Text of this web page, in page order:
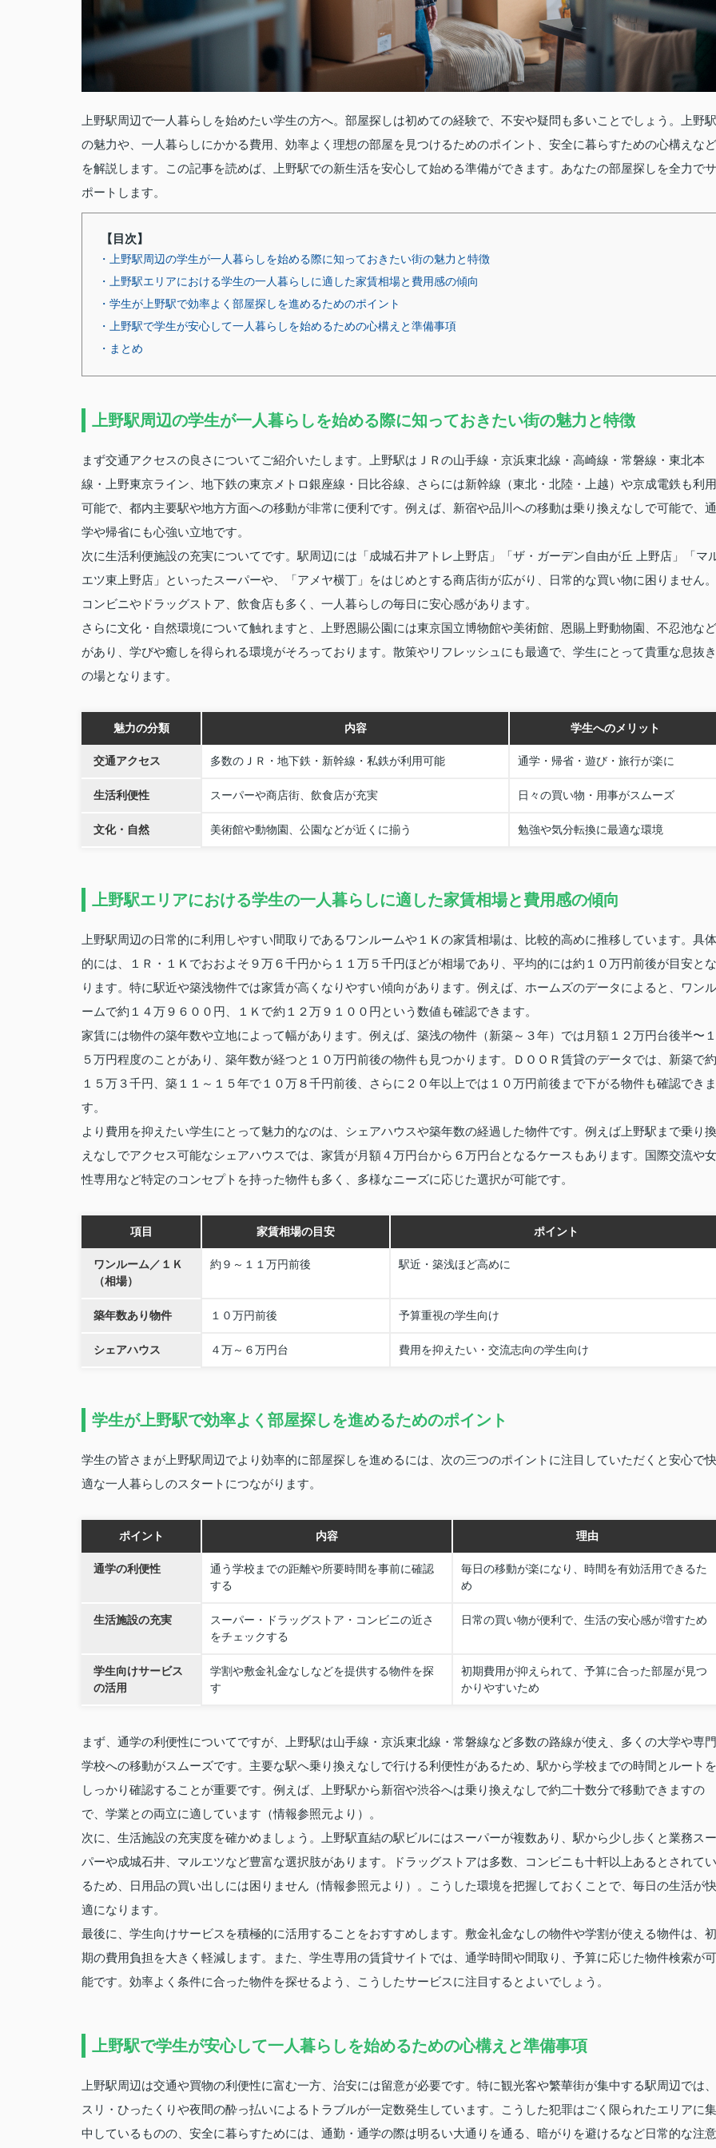
上野駅周辺で一人暮らしを始めたい学生の方へ。部屋探しは初めての経験で、不安や疑問も多いことでしょう。上野駅
の魅力や、一人暮らしにかかる費用、効率よく理想の部屋を見つけるためのポイント、安全に暮らすための心構えなど
を解説します。この記事を読めば、上野駅での新生活を安心して始める準備ができます。あなたの部屋探しを全力でサ
ポートします。
【目次】
・上野駅周辺の学生が一人暮らしを始める際に知っておきたい街の魅力と特徴
・上野駅エリアにおける学生の一人暮らしに適した家賃相場と費用感の傾向
・学生が上野駅で効率よく部屋探しを進めるためのポイント
・上野駅で学生が安心して一人暮らしを始めるための心構えと準備事項
・まとめ
上野駅周辺の学生が一人暮らしを始める際に知っておきたい街の魅力と特徴
まず交通アクセスの良さについてご紹介いたします。上野駅はＪＲの山手線・京浜東北線・高崎線・常磐線・東北本
線・上野東京ライン、地下鉄の東京メトロ銀座線・日比谷線、さらには新幹線（東北・北陸・上越）や京成電鉄も利用
可能で、都内主要駅や地方方面への移動が非常に便利です。例えば、新宿や品川への移動は乗り換えなしで可能で、通
学や帰省にも心強い立地です。
次に生活利便施設の充実についてです。駅周辺には「成城石井アトレ上野店」「ザ・ガーデン自由が丘 上野店」「マ
エツ東上野店」といったスーパーや、「アメヤ横丁」をはじめとする商店街が広がり、日常的な買い物に困りません。
コンビニやドラッグストア、飲食店も多く、一人暮らしの毎日に安心感があります。
さらに文化・自然環境について触れますと、上野恩賜公園には東京国立博物館や美術館、恩賜上野動物園、不忍池など
があり、学びや癒しを得られる環境がそろっております。散策やリフレッシュにも最適で、学生にとって貴重な息抜き
の場となります。
魅力の分類 内容 学生へのメリット
交通アクセス 多数のＪＲ・地下鉄・新幹線・私鉄が利用可能 通学・帰省・遊び・旅行が楽に
生活利便性 スーパーや商店街、飲食店が充実 日々の買い物・用事がスムーズ
文化・自然 美術館や動物園、公園などが近くに揃う 勉強や気分転換に最適な環境
上野駅エリアにおける学生の一人暮らしに適した家賃相場と費用感の傾向
上野駅周辺の日常的に利用しやすい間取りであるワンルームや１Ｋの家賃相場は、比較的高めに推移しています。具体
的には、１Ｒ・１Ｋでおおよそ９万６千円から１１万５千円ほどが相場であり、平均的には約１０万円前後が目安とな
ります。特に駅近や築浅物件では家賃が高くなりやすい傾向があります。例えば、ホームズのデータによると、ワンル
ームで約１４万９６００円、１Ｋで約１２万９１００円という数値も確認できます。
家賃には物件の築年数や立地によって幅があります。例えば、築浅の物件（新築～３年）では月額１２万円台後半〜１
５万円程度のことがあり、築年数が経つと１０万円前後の物件も見つかります。ＤＯＯＲ賃貸のデータでは、新築で約
１５万３千円、築１１～１５年で１０万８千円前後、さらに２０年以上では１０万円前後まで下がる物件も確認できま
す。
より費用を抑えたい学生にとって魅力的なのは、シェアハウスや築年数の経過した物件です。例えば上野駅まで乗り換
えなしでアクセス可能なシェアハウスでは、家賃が月額４万円台から６万円台となるケースもあります。国際交流や女
性専用など特定のコンセプトを持った物件も多く、多様なニーズに応じた選択が可能です。
項目 家賃相場の目安 ポイント
ワンルーム／１Ｋ
（相場）
約９～１１万円前後 駅近・築浅ほど高めに
築年数あり物件 １０万円前後 予算重視の学生向け
シェアハウス ４万～６万円台 費用を抑えたい・交流志向の学生向け
学生が上野駅で効率よく部屋探しを進めるためのポイント
学生の皆さまが上野駅周辺でより効率的に部屋探しを進めるには、次の三つのポイントに注目していただくと安心で快
適な一人暮らしのスタートにつながります。
ポイント 内容 理由
通学の利便性
通う学校までの距離や所要時間を事前に確認
する
毎日の移動が楽になり、時間を有効活用できるた
め
生活施設の充実
スーパー・ドラッグストア・コンビニの近さ
をチェックする
日常の買い物が便利で、生活の安心感が増すため
学生向けサービス
の活用
学割や敷金礼金なしなどを提供する物件を探
す
初期費用が抑えられて、予算に合った部屋が見つ
かりやすいため
まず、通学の利便性についてですが、上野駅は山手線・京浜東北線・常磐線など多数の路線が使え、多くの大学や専門
学校への移動がスムーズです。主要な駅へ乗り換えなしで行ける利便性があるため、駅から学校までの時間とルートを
しっかり確認することが重要です。例えば、上野駅から新宿や渋谷へは乗り換えなしで約二十数分で移動できますの
で、学業との両立に適しています（情報参照元より）。
次に、生活施設の充実度を確かめましょう。上野駅直結の駅ビルにはスーパーが複数あり、駅から少し歩くと業務スー
パーや成城石井、マルエツなど豊富な選択肢があります。ドラッグストアは多数、コンビニも十軒以上あるとされてい
るため、日用品の買い出しには困りません（情報参照元より）。こうした環境を把握しておくことで、毎日の生活が快
適になります。
最後に、学生向けサービスを積極的に活用することをおすすめします。敷金礼金なしの物件や学割が使える物件は、初
期の費用負担を大きく軽減します。また、学生専用の賃貸サイトでは、通学時間や間取り、予算に応じた物件検索が可
能です。効率よく条件に合った物件を探せるよう、こうしたサービスに注目するとよいでしょう。
上野駅で学生が安心して一人暮らしを始めるための心構えと準備事項
上野駅周辺は交通や買物の利便性に富む一方、治安には留意が必要です。特に観光客や繁華街が集中する駅周辺では、
スリ・ひったくりや夜間の酔っ払いによるトラブルが一定数発生しています。こうした犯罪はごく限られたエリアに集
中しているものの、安全に暮らすためには、通勤・通学の際は明るい大通りを通る、暗がりを避けるなど日常的な注意